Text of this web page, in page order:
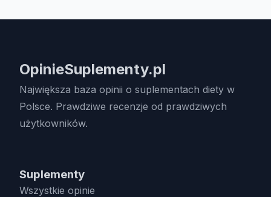
OpinieSuplementy.pl
Największa baza opinii o suplementach diety w
Polsce. Prawdziwe recenzje od prawdziwych
użytkowników.
Suplementy
Wszystkie opinie